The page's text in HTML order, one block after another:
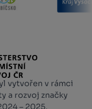
vytvořen v rámci
a rozvoj značky